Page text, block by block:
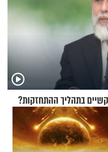
בתהליך ההתחזקות?